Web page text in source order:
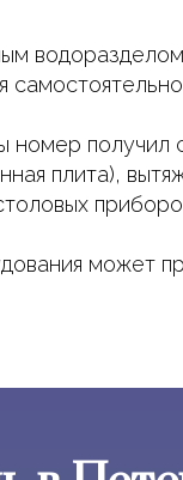
получил
плита),
может